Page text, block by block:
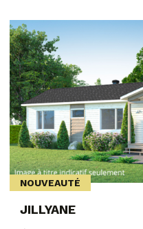
NOUVEAUTÉ
JILLYANE